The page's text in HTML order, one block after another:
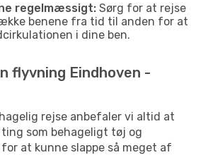
regelmæssigt: Sørg for at rejse
benene fra tid til anden for at
i dine ben.
flyvning Eindhoven -
rejse anbefaler vi altid at
ting som behageligt tøj og
at kunne slappe så meget af